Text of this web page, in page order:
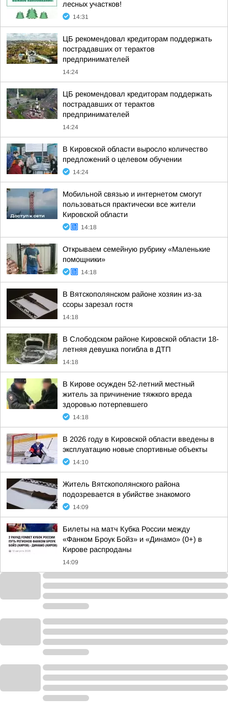
лесных участков!
14:31
ЦБ рекомендовал кредиторам поддержать
пострадавших от терактов
предпринимателей
14:24
ЦБ рекомендовал кредиторам поддержать
пострадавших от терактов
предпринимателей
14:24
В Кировской области выросло количество
предложений о целевом обучении
14:24
Мобильной связью и интернетом смогут
пользоваться практически все жители
Кировской области
14:18
Открываем семейную рубрику «Маленькие
помощники»
14:18
В Вятскополянском районе хозяин из-за
ссоры зарезал гостя
14:18
В Слободском районе Кировской области 18-
летняя девушка погибла в ДТП
14:18
В Кирове осужден 52-летний местный
житель за причинение тяжкого вреда
здоровью потерпевшего
14:18
В 2026 году в Кировской области введены в
эксплуатацию новые спортивные объекты
14:10
Житель Вятскополянского района
подозревается в убийстве знакомого
14:09
Билеты на матч Кубка России между
«Фанком Броук Бойз» и «Динамо» (0+) в
Кирове распроданы
14:09